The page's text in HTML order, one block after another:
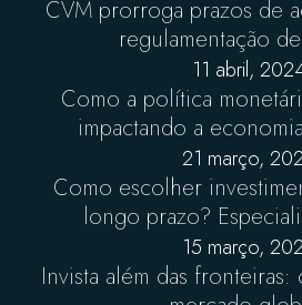
CVM prorroga prazos de
regulamentação
11 abril,
Como a política
impactando a
21 março,
Como escolher
longo prazo?
15 março,
Invista além das